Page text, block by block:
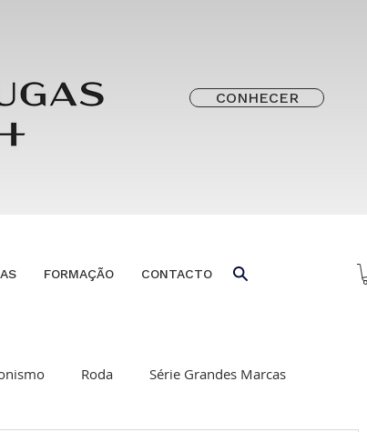
CONHECER
FORMAÇÃO CONTACTO
Roda Série Grandes Marcas